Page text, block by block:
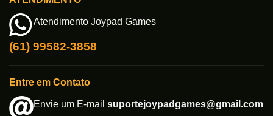
Atendimento Joypad Games
(61) 99582-3858
Entre em Contato
Envie um E-mail suportejoypadgames@gmail.com